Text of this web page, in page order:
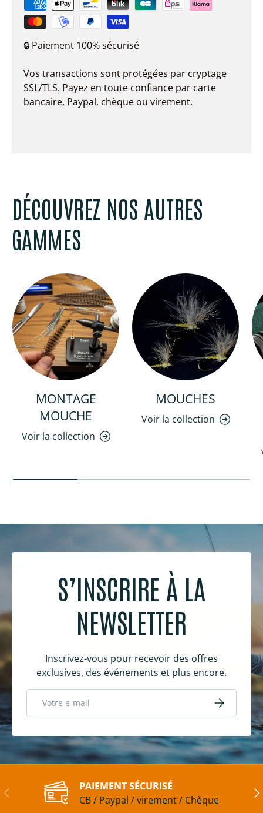
🔒 Paiement 100% sécurisé
Vos transactions sont protégées par cryptage
SSL/TLS. Payez en toute confiance par carte
bancaire, Paypal, chèque ou virement.
DÉCOUVREZ NOS AUTRES
GAMMES
MONTAGE
MOUCHE
Voir la collection
MOUCHES
Voir la collection
S’INSCRIRE À LA
NEWSLETTER
Inscrivez-vous pour recevoir des offres
exclusives, des événements et plus encore.
E-mail S’inscrire
Précédent
PAIEMENT SÉCURISÉ
CB / Paypal / virement / Chèque